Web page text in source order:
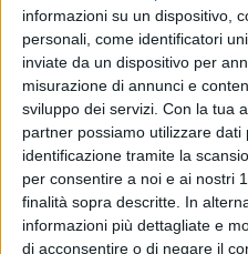
informazioni su un dispositivo,
personali, come identificatori
inviate da un dispositivo per
misurazione di annunci e
sviluppo dei servizi. Con la tua
partner possiamo utilizzare
identificazione tramite la
per consentire a noi e ai nostri
finalità sopra descritte. In
informazioni più dettagliate e
di acconsentire o di negare il
tributi locali.
“La legge dà uno
regime – spiega Moscato
delibera per dare la
economiche di svolgere
nostra comunità evitando